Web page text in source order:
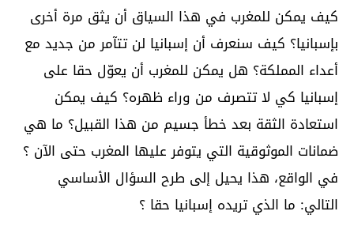
كيف يمكن للمغرب في هذا السياق أن يثق مرة أخرى
بإسبانيا؟ كيف سنعرف أن إسبانيا لن تتآمر من جديد مع
أعداء المملكة؟ هل يمكن للمغرب أن يعوّل حقا على
إسبانيا كي لا تتصرف من وراء ظهره؟ كيف يمكن
استعادة الثقة بعد خطأ جسيم من هذا القبيل؟ ما هي
ضمانات الموثوقية التي يتوفر عليها المغرب حتى الآن ؟
في الواقع، هذا يحيل إلى طرح السؤال الأساسي
التالي: ما الذي تريده إسبانيا حقا ؟